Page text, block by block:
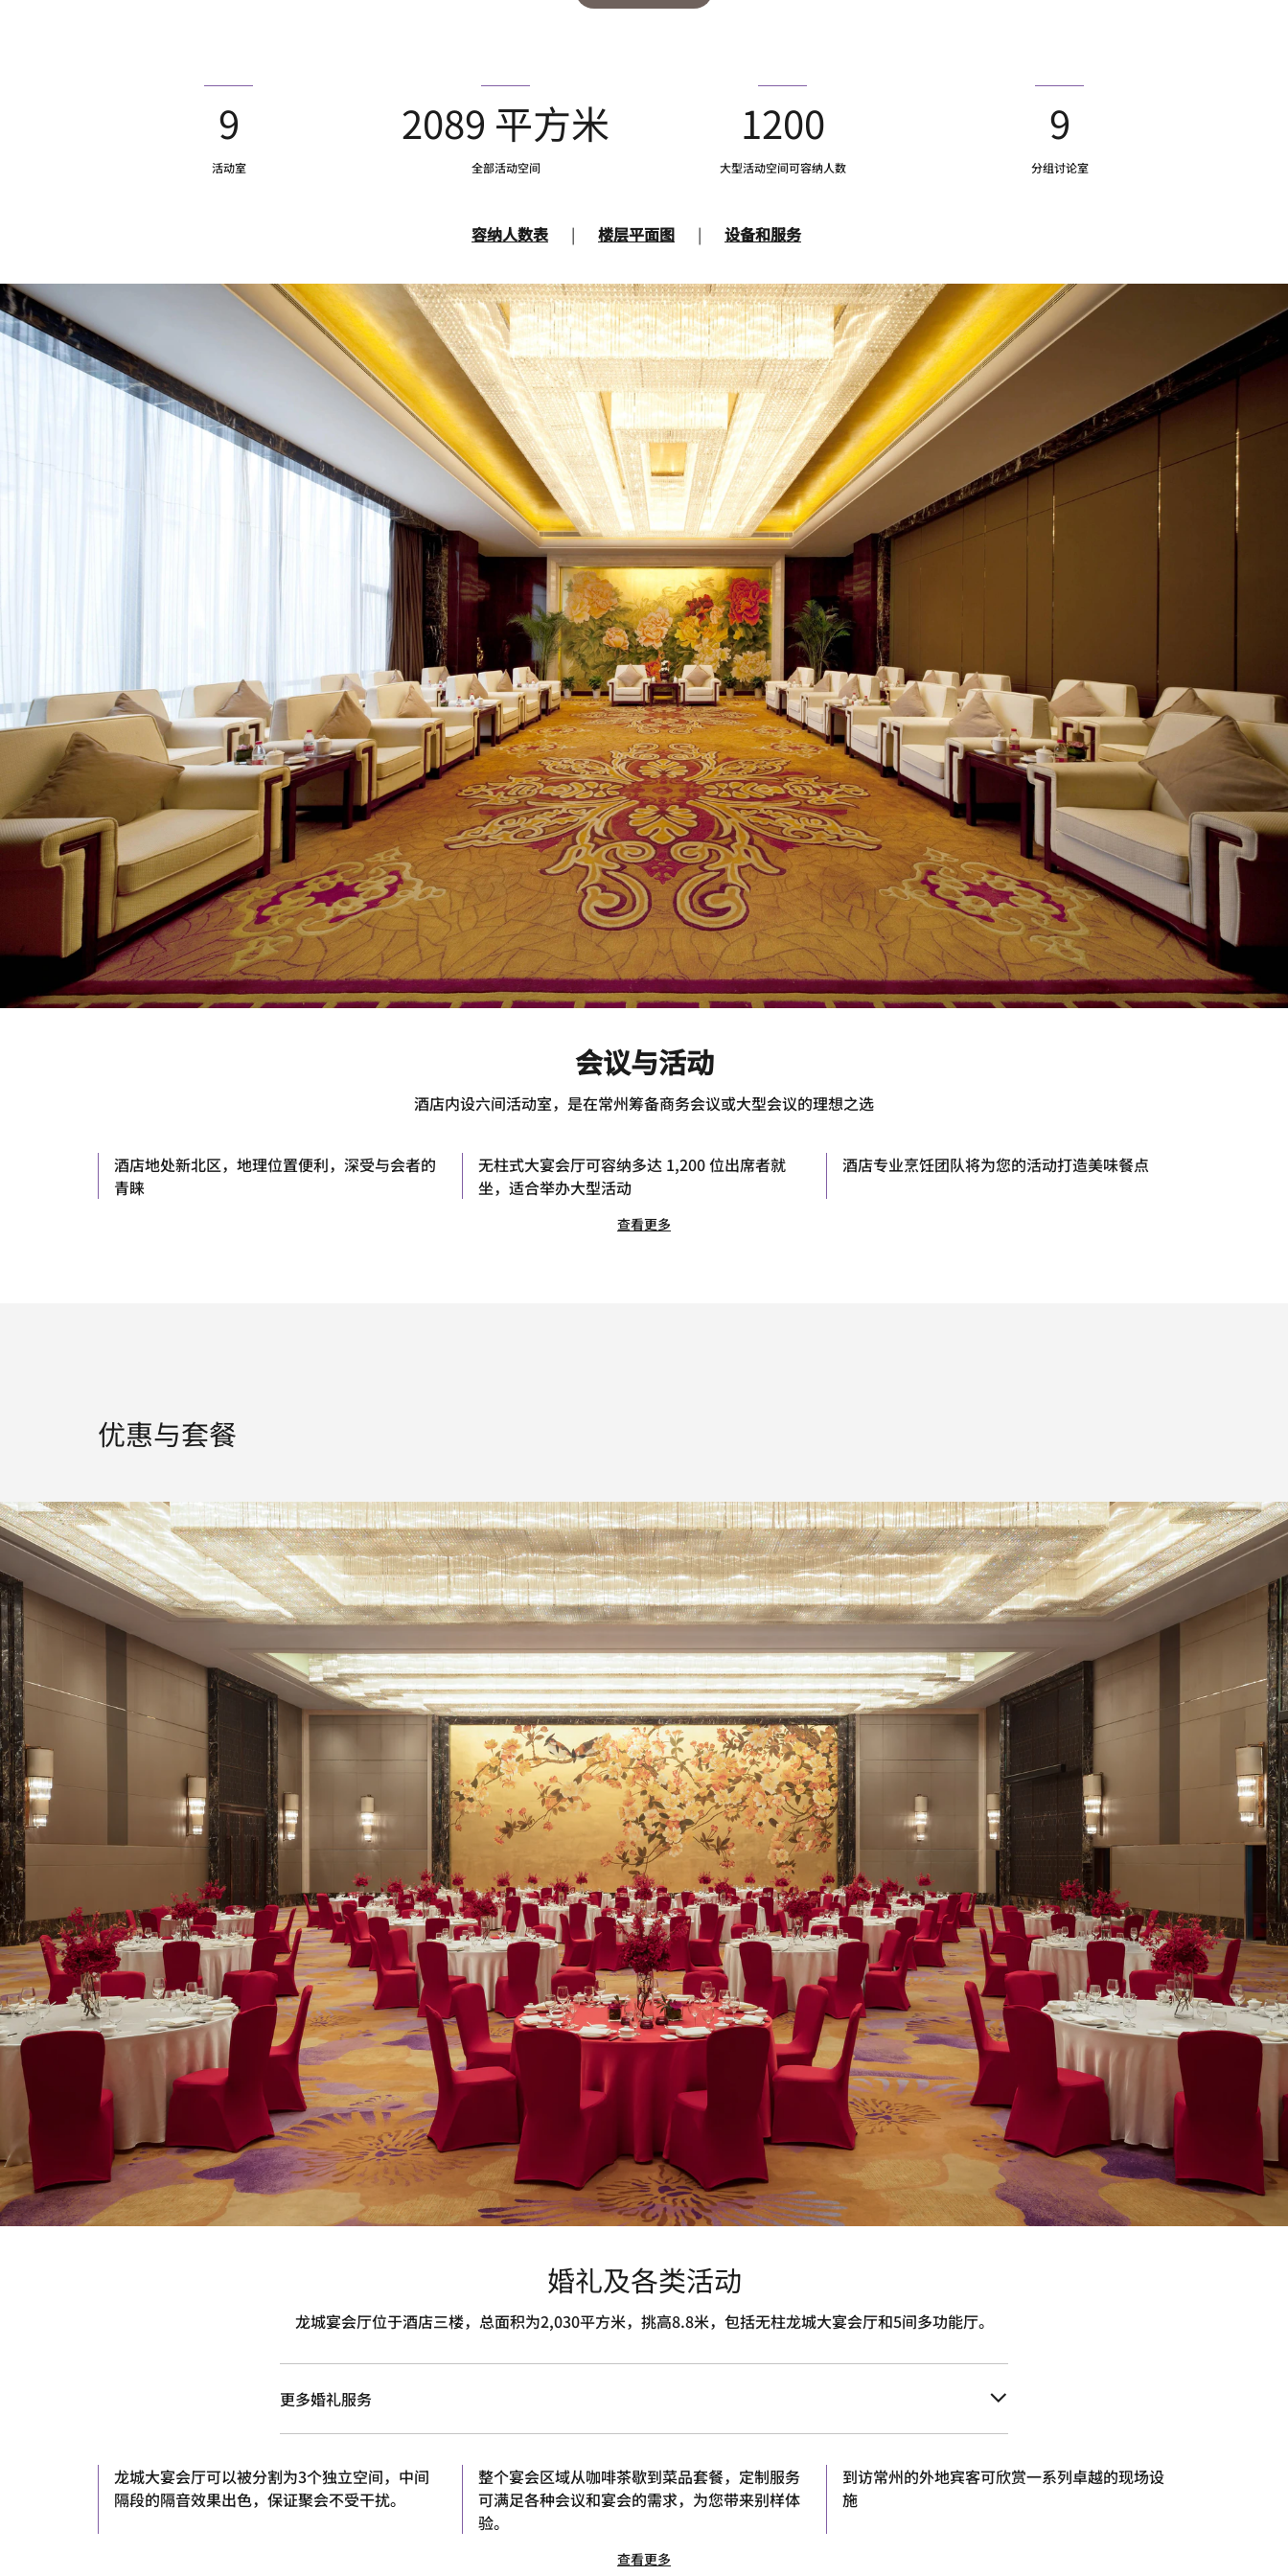
9
活动室
2089 平方米
全部活动空间
1200
大型活动空间可容纳人数
9
分组讨论室
容纳人数表 | 楼层平面图 | 设备和服务
会议与活动
酒店内设六间活动室，是在常州筹备商务会议或大型会议的理想之选
酒店地处新北区，地理位置便利，深受与会者的
青睐
无柱式大宴会厅可容纳多达 1,200 位出席者就
坐，适合举办大型活动
酒店专业烹饪团队将为您的活动打造美味餐点
查看更多
优惠与套餐
婚礼及各类活动
龙城宴会厅位于酒店三楼，总面积为2,030平方米，挑高8.8米，包括无柱龙城大宴会厅和5间多功能厅。
更多婚礼服务
龙城大宴会厅可以被分割为3个独立空间，中间
隔段的隔音效果出色，保证聚会不受干扰。
整个宴会区域从咖啡茶歇到菜品套餐，定制服务
可满足各种会议和宴会的需求，为您带来别样体
验。
到访常州的外地宾客可欣赏一系列卓越的现场设
施
查看更多